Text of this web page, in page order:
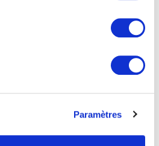
Paramètres